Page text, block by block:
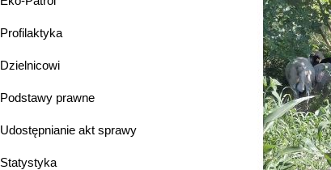
Profilaktyka
Dzielnicowi
Podstawy prawne
Udostępnianie akt sprawy
Statystyka